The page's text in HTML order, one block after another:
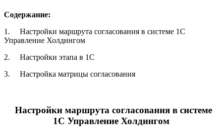
Содержание:
1. Настройки маршрута согласования в системе 1С
Управление Холдингом
2. Настройки этапа в 1С
3. Настройка матрицы согласования
Настройки маршрута согласования в системе
1С Управление Холдингом